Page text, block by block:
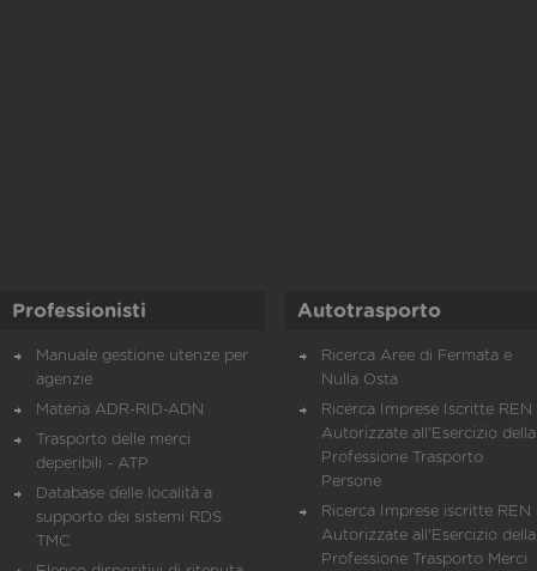
Professionisti
Manuale gestione utenze per
agenzie
Materia ADR-RID-ADN
Trasporto delle merci
deperibili - ATP
Database delle località a
supporto dei sistemi RDS
TMC
Autotrasporto
Ricerca Aree di Fermata e
Nulla Osta
Ricerca Imprese Iscritte REN
Autorizzate all'Esercizio della
Professione Trasporto
Persone
Ricerca Imprese iscritte REN
Autorizzate all'Esercizio della
Professione Trasporto Merci